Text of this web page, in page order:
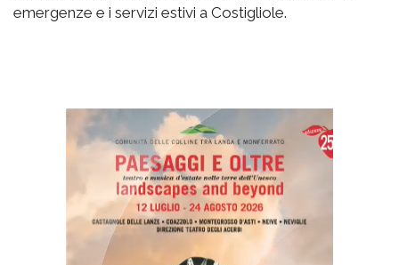
emergenze e i servizi estivi a Costigliole.